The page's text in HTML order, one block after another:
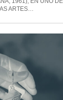
ARTES…